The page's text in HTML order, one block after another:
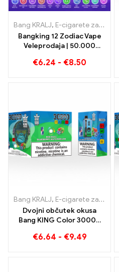
Bang KRALJ, E-cigarete za enkratno uporabo
Bangking 12 Zodiac Vape
Veleprodaja | 50.000
€6.24 - €8.50
Bang KRALJ, E-cigarete za enkratno uporabo
Dvojni občutek okusa
Bang KING Color 30000
Watermelon 30000 E-
€6.64 - €9.49